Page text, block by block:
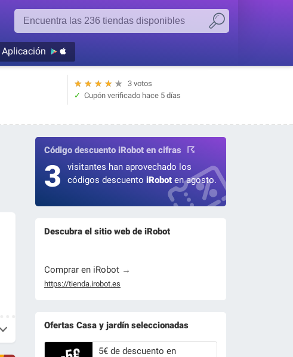
Aplicación
3 votos
★
★
★
★
★
Cupón verificado hace 5 días
Código descuento iRobot en cifras
3
visitantes han aprovechado los
códigos descuento iRobot en agosto.
Descubra el sitio web de iRobot
Comprar en iRobot →
https://tienda.irobot.es
Ofertas Casa y jardín seleccionadas
5€ de descuento en